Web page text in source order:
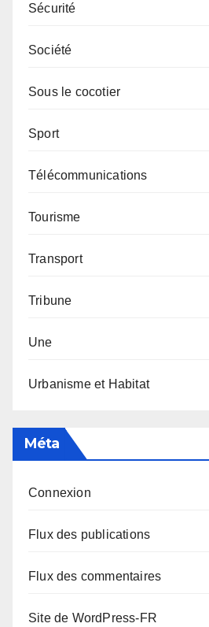
Sécurité
Société
Sous le cocotier
Sport
Télécommunications
Tourisme
Transport
Tribune
Une
Urbanisme et Habitat
Méta
Connexion
Flux des publications
Flux des commentaires
Site de WordPress-FR